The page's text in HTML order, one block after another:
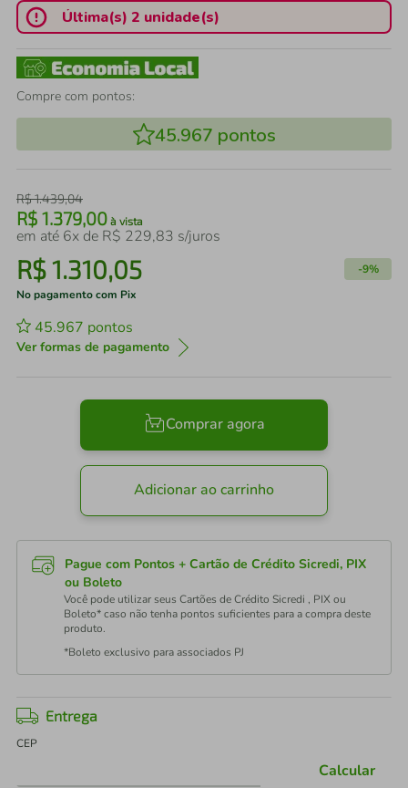
Última(s) 2 unidade(s)
Compre com pontos:
45.967 pontos
R$1.439,04
R$ 1.379,00 à vista
em até 6x de R$ 229,83 s/juros
R$1.310,05 -9%
No pagamento com Pix
45.967 pontos
Ver formas de pagamento
Comprar agora
Adicionar ao carrinho
Pague com Pontos + Cartão de Crédito Sicredi, PIX
ou Boleto
Você pode utilizar seus Cartões de Crédito Sicredi , PIX ou
Boleto* caso não tenha pontos suficientes para a compra deste
produto.
*Boleto exclusivo para associados PJ
Entrega
CEP
Calcular